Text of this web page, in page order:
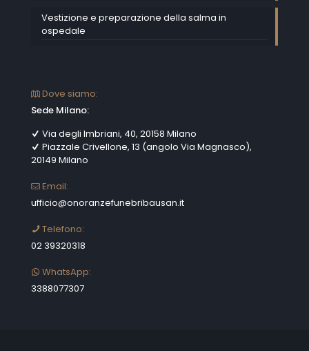
Vestizione e preparazione della salma in
ospedale
Dove siamo:
Sede Milano:
Via degli Imbriani, 40, 20158 Milano
Piazzale Crivellone, 13 (angolo Via Magnasco),
20149 Milano
Email:
ufficio@onoranzefunebribausan.it
Telefono:
02 39320318
WhatsApp:
3388077307